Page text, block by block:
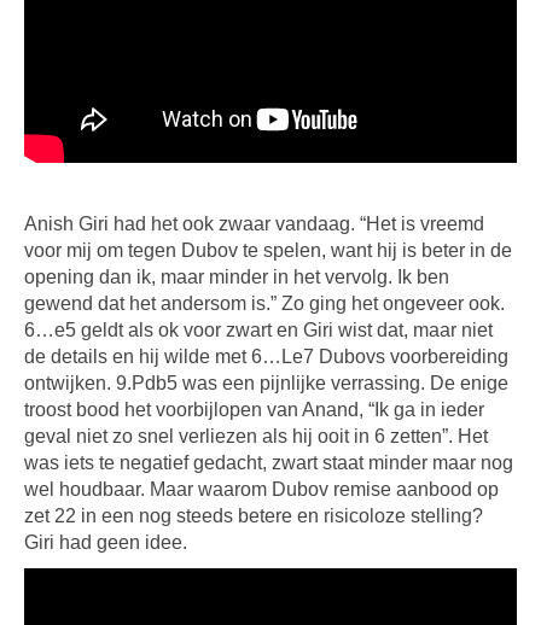
Anish Giri had het ook zwaar vandaag. “Het is vreemd
voor mij om tegen Dubov te spelen, want hij is beter in de
opening dan ik, maar minder in het vervolg. Ik ben
gewend dat het andersom is.” Zo ging het ongeveer ook.
6…e5 geldt als ok voor zwart en Giri wist dat, maar niet
de details en hij wilde met 6…Le7 Dubovs voorbereiding
ontwijken. 9.Pdb5 was een pijnlijke verrassing. De enige
troost bood het voorbijlopen van Anand, “Ik ga in ieder
geval niet zo snel verliezen als hij ooit in 6 zetten”. Het
was iets te negatief gedacht, zwart staat minder maar nog
wel houdbaar. Maar waarom Dubov remise aanbood op
zet 22 in een nog steeds betere en risicoloze stelling?
Giri had geen idee.